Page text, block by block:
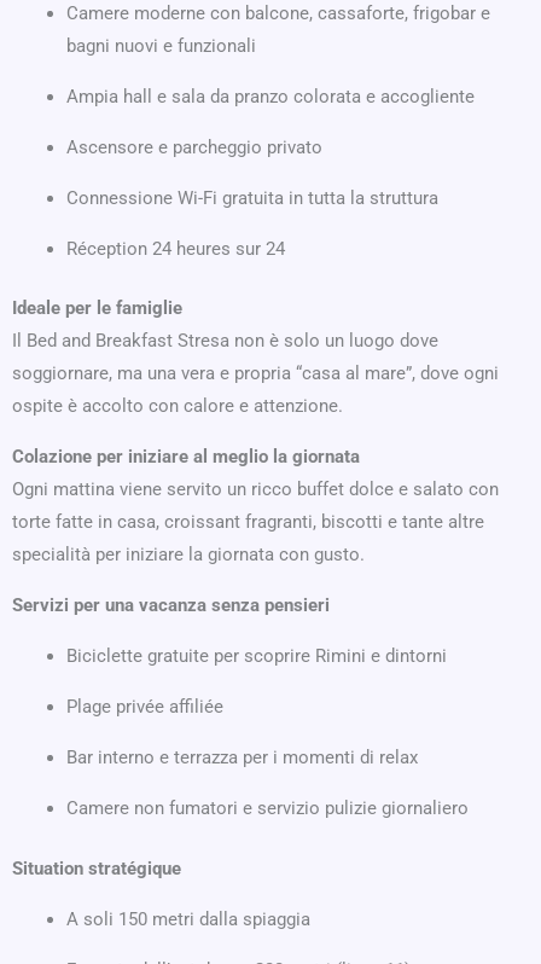
Camere moderne con balcone, cassaforte, frigobar e
bagni nuovi e funzionali
Ampia hall e sala da pranzo colorata e accogliente
Ascensore e parcheggio privato
Connessione Wi-Fi gratuita in tutta la struttura
Réception 24 heures sur 24
Ideale per le famiglie
Il Bed and Breakfast Stresa non è solo un luogo dove
soggiornare, ma una vera e propria “casa al mare”, dove ogni
ospite è accolto con calore e attenzione.
Colazione per iniziare al meglio la giornata
Ogni mattina viene servito un ricco buffet dolce e salato con
torte fatte in casa, croissant fragranti, biscotti e tante altre
specialità per iniziare la giornata con gusto.
Servizi per una vacanza senza pensieri
Biciclette gratuite per scoprire Rimini e dintorni
Plage privée affiliée
Bar interno e terrazza per i momenti di relax
Camere non fumatori e servizio pulizie giornaliero
Situation stratégique
A soli 150 metri dalla spiaggia